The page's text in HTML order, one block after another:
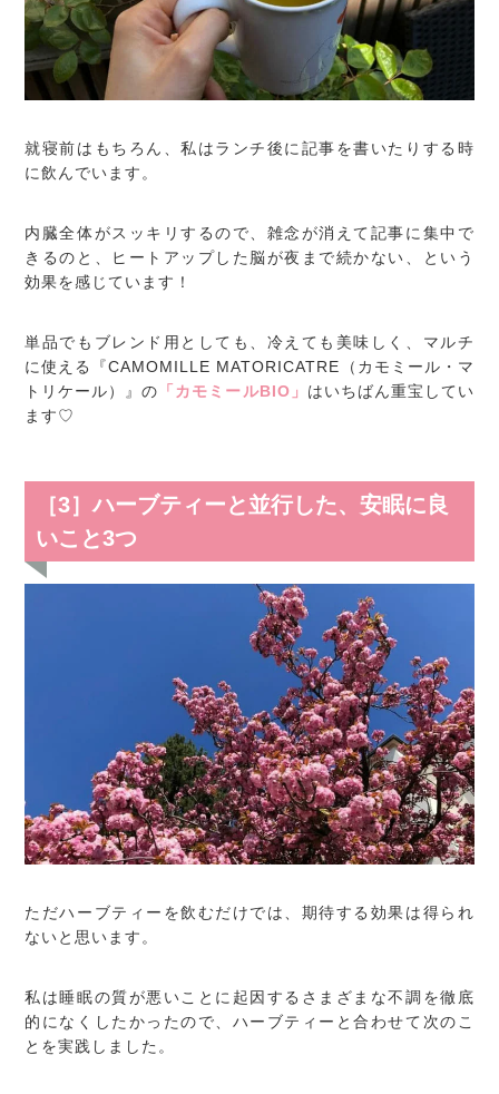
就寝前はもちろん、私はランチ後に記事を書いたりする時
に飲んでいます。
内臓全体がスッキリするので、雑念が消えて記事に集中で
きるのと、ヒートアップした脳が夜まで続かない、という
効果を感じています！
単品でもブレンド用としても、冷えても美味しく、マルチ
に使える『CAMOMILLE MATORICATRE（カモミール・マ
トリケール）』の 「カモミールBIO」 はいちばん重宝してい
ます♡
［3］ハーブティーと並行した、安眠に良
いこと3つ
ただハーブティーを飲むだけでは、期待する効果は得られ
ないと思います。
私は睡眠の質が悪いことに起因するさまざまな不調を徹底
的になくしたかったので、ハーブティーと合わせて次のこ
とを実践しました。